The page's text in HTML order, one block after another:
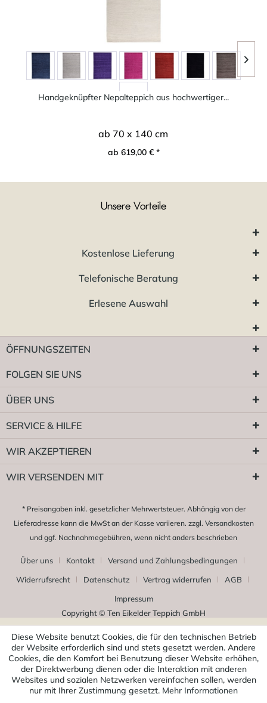
Handgeknüpfter Nepalteppich aus hochwertiger...
ab 70 x 140 cm
ab 619,00 € *
Unsere Vorteile
Kostenlose Lieferung
Telefonische Beratung
Erlesene Auswahl
ÖFFNUNGSZEITEN
FOLGEN SIE UNS
ÜBER UNS
SERVICE & HILFE
WIR AKZEPTIEREN
WIR VERSENDEN MIT
* Preisangaben inkl. gesetzlicher Mehrwertsteuer. Abhängig von der
Lieferadresse kann die MwSt an der Kasse variieren. zzgl. Versandkosten
und ggf. Nachnahmegebühren, wenn nicht anders beschrieben
Über uns Kontakt
Versand und Zahlungsbedingungen
Widerrufsrecht
Datenschutz Vertrag widerrufen
AGB
Impressum
Copyright © Ten Eikelder Teppich GmbH
Diese Website benutzt Cookies, die für den technischen Betrieb
der Website erforderlich sind und stets gesetzt werden. Andere
Cookies, die den Komfort bei Benutzung dieser Website erhöhen,
der Direktwerbung dienen oder die Interaktion mit anderen
Websites und sozialen Netzwerken vereinfachen sollen, werden
nur mit Ihrer Zustimmung gesetzt. Mehr Informationen